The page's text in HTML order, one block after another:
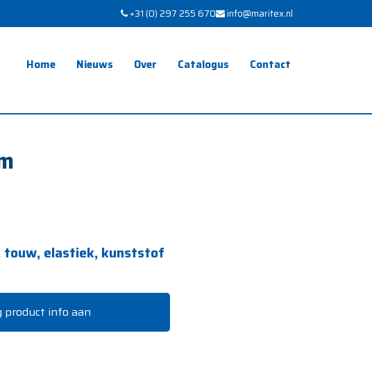
+31 (0) 297 255 670 info@maritex.nl
Home Nieuws Over Catalogus Contact
touw, elastiek, kunststof
product info aan